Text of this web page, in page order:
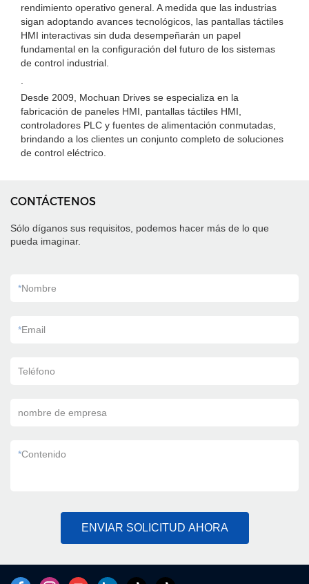
rendimiento operativo general. A medida que las industrias
sigan adoptando avances tecnológicos, las pantallas táctiles
HMI interactivas sin duda desempeñarán un papel
fundamental en la configuración del futuro de los sistemas
de control industrial.
Desde 2009, Mochuan Drives se especializa en la
fabricación de paneles HMI, pantallas táctiles HMI,
controladores PLC y fuentes de alimentación conmutadas,
brindando a los clientes un conjunto completo de soluciones
de control eléctrico.
CONTÁCTENOS
Sólo díganos sus requisitos, podemos hacer más de lo que
pueda imaginar.
*Nombre
*Email
Teléfono
nombre de empresa
*Contenido
ENVIAR SOLICITUD AHORA